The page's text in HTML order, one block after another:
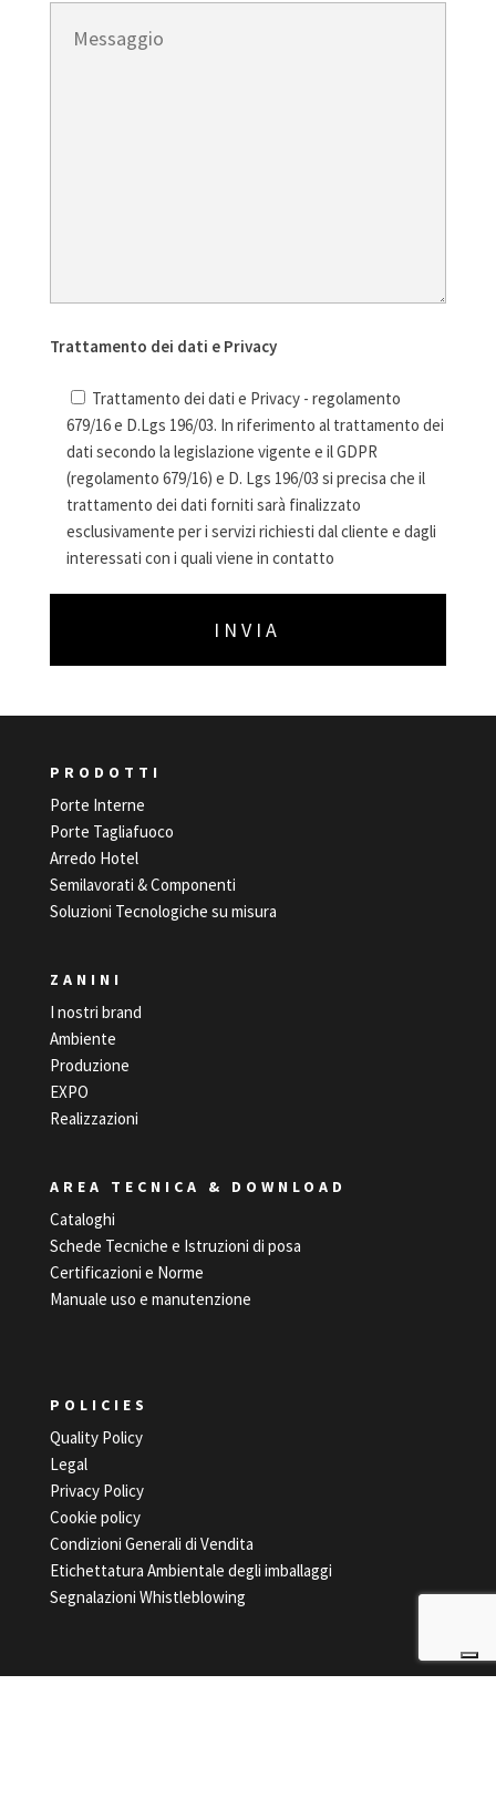
Trattamento dei dati e Privacy
Trattamento dei dati e Privacy - regolamento
679/16 e D.Lgs 196/03. In riferimento al trattamento dei
dati secondo la legislazione vigente e il GDPR
(regolamento 679/16) e D. Lgs 196/03 si precisa che il
trattamento dei dati forniti sarà finalizzato
esclusivamente per i servizi richiesti dal cliente e dagli
interessati con i quali viene in contatto
PRODOTTI
Porte Interne
Porte Tagliafuoco
Arredo Hotel
Semilavorati & Componenti
Soluzioni Tecnologiche su misura
ZANINI
I nostri brand
Ambiente
Produzione
EXPO
Realizzazioni
AREA TECNICA & DOWNLOAD
Cataloghi
Schede Tecniche e Istruzioni di posa
Certificazioni e Norme
Manuale uso e manutenzione
POLICIES
Quality Policy
Legal
Privacy Policy
Cookie policy
Condizioni Generali di Vendita
Etichettatura Ambientale degli imballaggi
Segnalazioni Whistleblowing